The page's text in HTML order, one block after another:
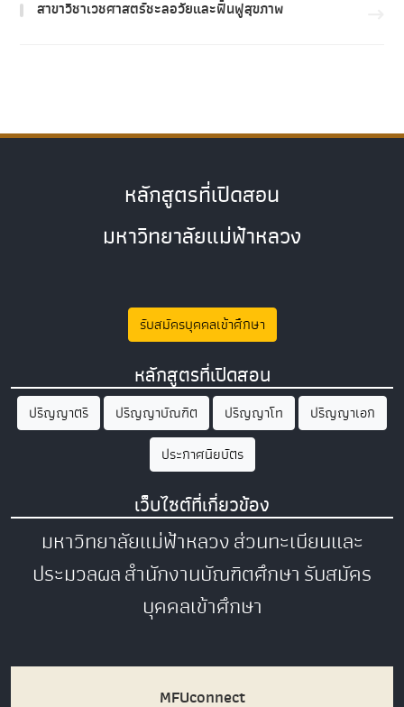
สาขาวิชาเวชศาสตร์ชะลอวัยและฟื้นฟูสุขภาพ
หลักสูตรที่เปิดสอน
มหาวิทยาลัยแม่ฟ้าหลวง
รับสมัครบุคคลเข้าศึกษา
หลักสูตรที่เปิดสอน
ปริญญาตรี ปริญญาบัณฑิต ปริญญาโท
ปริญญาเอก
ประกาศนียบัตร
เว็บไซต์ที่เกี่ยวข้อง
มหาวิทยาลัยแม่ฟ้าหลวงส่วนทะเบียนและ
ประมวลผลสำนักงานบัณฑิตศึกษารับสมัคร
บุคคลเข้าศึกษา
MFUconnect